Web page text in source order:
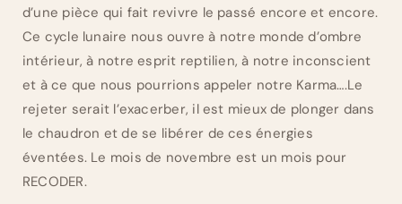
d’une pièce qui fait revivre le passé encore et encore.
Ce cycle lunaire nous ouvre à notre monde d’ombre
intérieur, à notre esprit reptilien, à notre inconscient
et à ce que nous pourrions appeler notre Karma….Le
rejeter serait l’exacerber, il est mieux de plonger dans
le chaudron et de se libérer de ces énergies
éventées. Le mois de novembre est un mois pour
RECODER.